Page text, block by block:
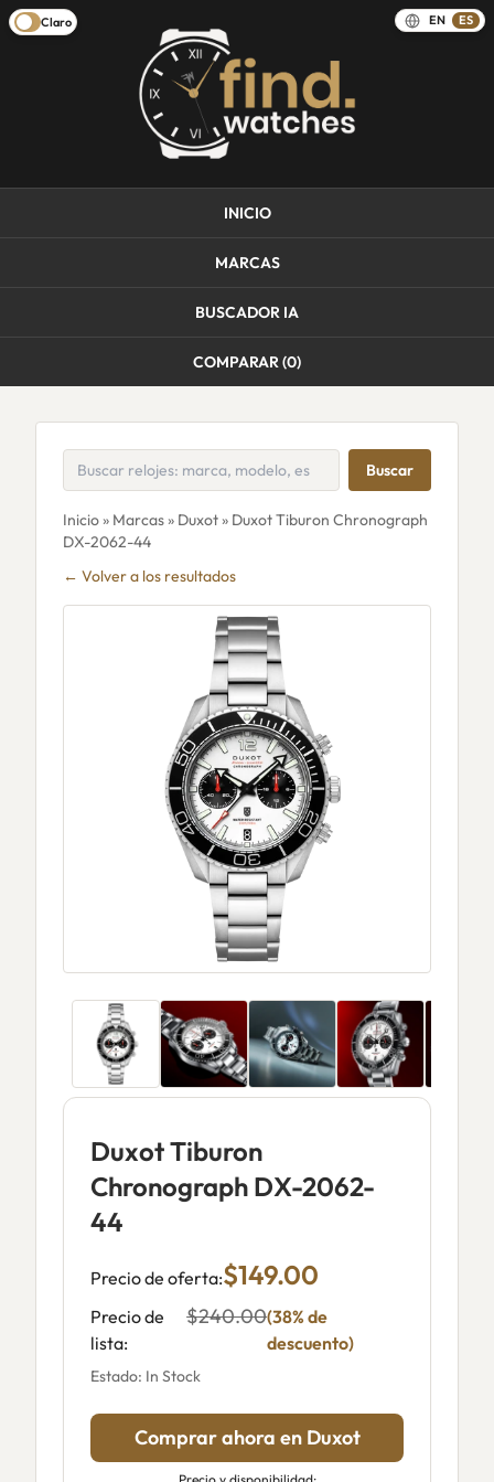
Claro EN ES
INICIO
MARCAS
BUSCADOR IA
COMPARAR (0)
Buscar
Inicio» Marcas» Duxot» Duxot Tiburon Chronograph
DX-2062-44
← Volver a los resultados
Duxot Tiburon
Chronograph DX-2062-
44
Precio de oferta:$149.00
Precio de
lista:
$240.00(38% de
descuento)
Estado: In Stock
Comprar ahora en Duxot